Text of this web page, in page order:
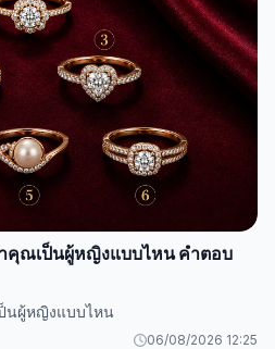
าคุณเป็นผู้หญิงแบบไหน คำตอบ
นผู้หญิงแบบไหน
06/08/2026 12:25